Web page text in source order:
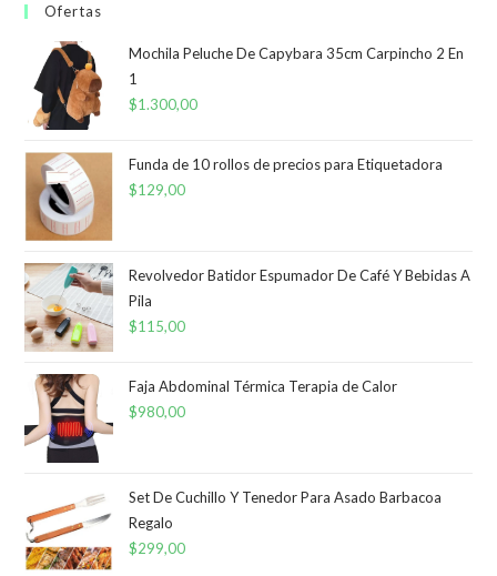
Ofertas
Mochila Peluche De Capybara 35cm Carpincho 2 En
1
$1.300,00
Funda de 10 rollos de precios para Etiquetadora
$129,00
Revolvedor Batidor Espumador De Café Y Bebidas A
Pila
$115,00
Faja Abdominal Térmica Terapia de Calor
$980,00
Set De Cuchillo Y Tenedor Para Asado Barbacoa
Regalo
$299,00